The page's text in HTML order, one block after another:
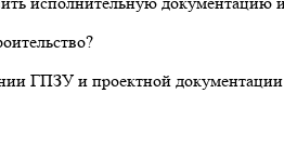
ГПЗУ и проектной